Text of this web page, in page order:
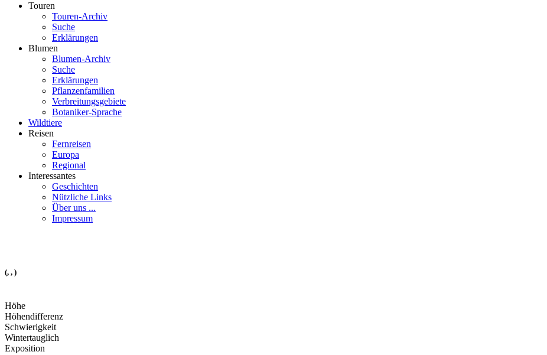
Touren
Touren-Archiv
Suche
Erklärungen
Blumen
Blumen-Archiv
Suche
Erklärungen
Pflanzenfamilien
Verbreitungsgebiete
Botaniker-Sprache
Wildtiere
Reisen
Fernreisen
Europa
Regional
Interessantes
Geschichten
Nützliche Links
Über uns ...
Impressum
(, , )
Höhe
Höhendifferenz
Schwierigkeit
Wintertauglich
Exposition